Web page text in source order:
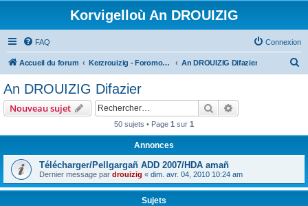
Korvigelloù An DROUIZIG
FAQ Connexion
Accueil du forum Kerzrouizig - Foromoù An Drouizig An DROUIZIG Difazier
e
An DROUIZIG Difazier
Nouveau sujet Rechercher
50 sujets • Page 1 sur 1
Annonces
Télécharger/Pellgargañ ADD 2007/HDA amañ
Dernier message par drouizig « dim. avr. 04, 2010 10:24 am
Sujets